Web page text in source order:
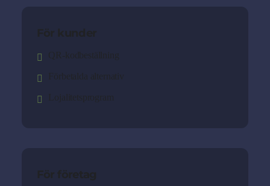
För kunder
QR-kodbeställning
Lojalitetsprogram
För företag